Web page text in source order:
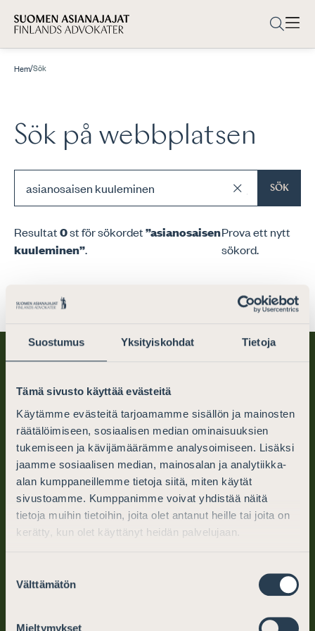
Suostumus Yksityiskohdat Tietoja
Tämä sivusto käyttää evästeitä
Käytämme evästeitä tarjoamamme sisällön ja mainosten
räätälöimiseen, sosiaalisen median ominaisuuksien
tukemiseen ja kävijämäärämme analysoimiseen. Lisäksi
jaamme sosiaalisen median, mainosalan ja analytiikka-
alan kumppaneillemme tietoja siitä, miten käytät
sivustoamme. Kumppanimme voivat yhdistää näitä
tietoja muihin tietoihin, joita olet antanut heille tai joita on
kerätty, kun olet käyttänyt heidän palvelujaan.
valinta
Välttämätön
Mieltymykset
Hem/Sök
Sök på webbplatsen
SÖK
Resultat0st för sökordet”asianosaisen
kuuleminen”.
Prova ett nytt
sökord.
Finlands Advokater
PB 194 (Mikaelsgatan 25)
00101 Helsingfors